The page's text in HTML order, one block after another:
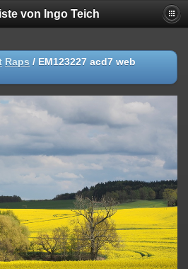
von Ingo Teich
Raps / EM123227 acd7 web